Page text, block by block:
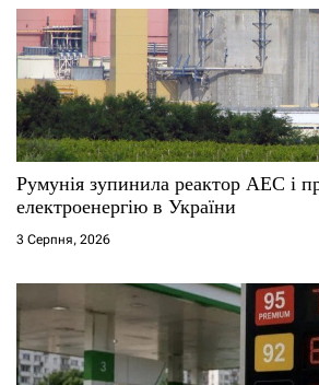
Румунія зупинила реактор АЕС і
електроенергію в України
3 Серпня, 2026